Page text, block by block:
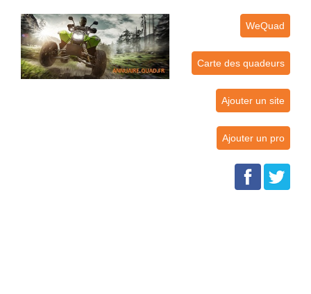
WeQuad
Carte des quadeurs
Ajouter un site
Ajouter un pro